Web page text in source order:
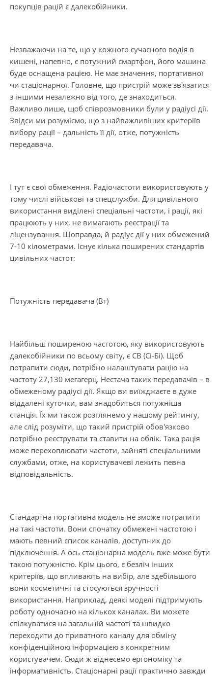
покупців рацій є далекобійники.
Незважаючи на те, що у кожного сучасного водія в
кишені, напевно, є потужний смартфон, його машина
буде оснащена рацією. Не має значення, портативної
чи стаціонарної. Головне, що пристрій може зв'язатися
з іншими незалежно від того, де знаходиться.
Важливо лише, щоб співрозмовники були у радіусі дії.
Звідси ми розуміємо, що з найважливіших критеріїв
вибору рації – дальність її дії, отже, потужність
передавача.
І тут є свої обмеження. Радіочастоти використовують у
тому числі військові та спецслужби. Для цивільного
використання виділені спеціальні частоти, і рації, які
працюють у них, не вимагають реєстрації та
ліцензування. Щоправда, й радіус дії у них обмежений
7-10 кілометрами. Існує кілька поширених стандартів
цивільних частот:
Потужність передавача (Вт)
Найбільш поширеною частотою, яку використовують
далекобійники по всьому світу, є СВ (Сі-Бі). Щоб
потрапити сюди, потрібно налаштувати рацію на
частоту 27,130 мегагерц. Нестача таких передавачів – в
обмеженому радіусі дії. Якщо ви виїжджаєте в дуже
віддалені куточки, вам знадобиться потужніша
станція. Їх ми також розглянемо у нашому рейтингу,
але слід розуміти, що такий пристрій обов'язково
потрібно реєструвати та ставити на облік. Така рація
може перехоплювати частоти, зайняті спеціальними
службами, отже, на користувачеві лежить певна
відповідальність.
Стандартна портативна модель не зможе потрапити
на такі частоти. Вони спочатку обмежені частотою і
мають певний список каналів, доступних до
підключення. А ось стаціонарна модель вже може бути
такою потужністю. Крім цього, є безліч інших
критеріїв, що впливають на вибір, але здебільшого
вони косметичні та стосуються зручності
використання. Наприклад, деякі моделі підтримують
роботу одночасно на кількох каналах. Ви можете
спілкуватися на загальній частоті та швидко
переходити до приватного каналу для обміну
конфіденційною інформацією з конкретним
користувачем. Сюди ж віднесемо ергономіку та
інформативність. Стаціонарні рації практично завжди